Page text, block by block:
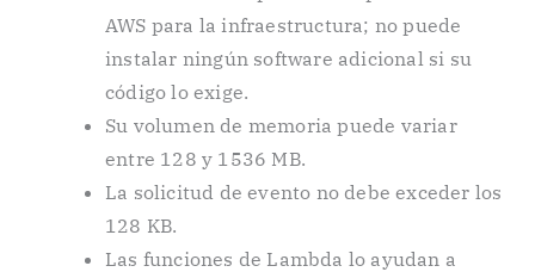
AWS para la infraestructura; no puede
instalar ningún software adicional si su
código lo exige.
Su volumen de memoria puede variar
entre 128 y 1536 MB.
La solicitud de evento no debe exceder los
128 KB.
Las funciones de Lambda lo ayudan a